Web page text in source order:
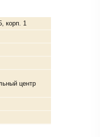
корп. 1
центр